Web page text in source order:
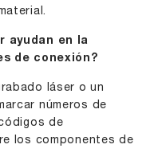
ayudan en la
de conexión?
láser o un
números de
de
los componentes de